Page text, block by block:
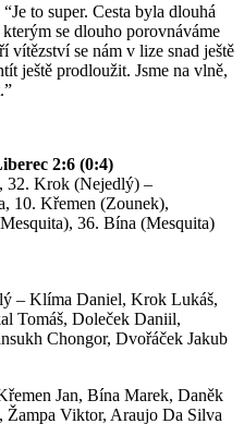
“Je to super. Cesta byla dlouhá
se dlouho porovnáváme
vítězství se nám v lize snad ještě
ještě prodloužit. Jsme na vlně,
2:6 (0:4)
32. Krok (Nejedlý) –
10. Křemen (Zounek),
36. Bína (Mesquita)
– Klíma Daniel, Krok Lukáš,
Tomáš, Doleček Daniil,
Chongor, Dvořáček Jakub
Jan, Bína Marek, Daněk
Žampa Viktor, Araujo Da Silva